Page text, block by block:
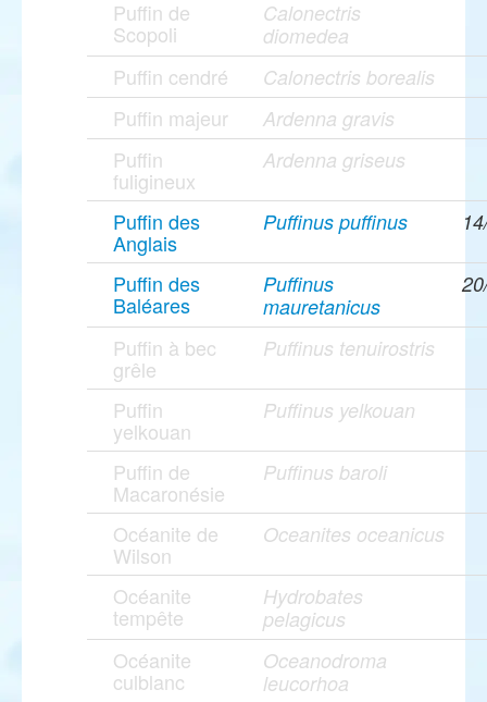
Puffin de
Scopoli
Calonectris
diomedea
Puffin cendré Calonectris borealis
Puffin majeur Ardenna gravis
Puffin
fuligineux
Ardenna griseus
Puffin des
Anglais
Puffinus puffinus
Puffin des
Baléares
Puffinus
mauretanicus
Puffin à bec
grêle
Puffinus tenuirostris
Puffin
yelkouan
Puffinus yelkouan
Puffin de
Macaronésie
Puffinus baroli
Océanite de
Wilson
Oceanites oceanicus
Océanite
tempête
Hydrobates
pelagicus
Océanite
culblanc
Oceanodroma
leucorhoa